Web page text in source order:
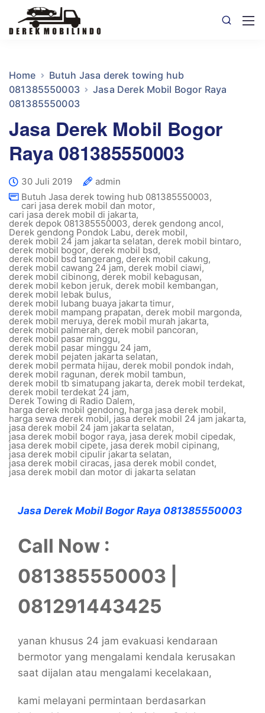
Home
Butuh Jasa derek towing hub
081385550003
Jasa Derek Mobil Bogor Raya
081385550003
Jasa Derek Mobil Bogor
Raya 081385550003
30 Juli 2019
admin
Butuh Jasa derek towing hub 081385550003,
cari jasa derek mobil dan motor,
cari jasa derek mobil di jakarta,
derek depok 081385550003, derek gendong ancol,
Derek gendong Pondok Labu, derek mobil,
derek mobil 24 jam jakarta selatan, derek mobil bintaro,
derek mobil bogor, derek mobil bsd,
derek mobil bsd tangerang, derek mobil cakung,
derek mobil cawang 24 jam, derek mobil ciawi,
derek mobil cibinong, derek mobil kebagusan,
derek mobil kebon jeruk, derek mobil kembangan,
derek mobil lebak bulus,
derek mobil lubang buaya jakarta timur,
derek mobil mampang prapatan, derek mobil margonda,
derek mobil meruya, derek mobil murah jakarta,
derek mobil palmerah, derek mobil pancoran,
derek mobil pasar minggu,
derek mobil pasar minggu 24 jam,
derek mobil pejaten jakarta selatan,
derek mobil permata hijau, derek mobil pondok indah,
derek mobil ragunan, derek mobil tambun,
derek mobil tb simatupang jakarta, derek mobil terdekat,
derek mobil terdekat 24 jam,
Derek Towing di Radio Dalem,
harga derek mobil gendong, harga jasa derek mobil,
harga sewa derek mobil, jasa derek mobil 24 jam jakarta,
jasa derek mobil 24 jam jakarta selatan,
jasa derek mobil bogor raya, jasa derek mobil cipedak,
jasa derek mobil cipete, jasa derek mobil cipinang,
jasa derek mobil cipulir jakarta selatan,
jasa derek mobil ciracas, jasa derek mobil condet,
jasa derek mobil dan motor di jakarta selatan
Jasa Derek Mobil Bogor Raya 081385550003
Call Now :
081385550003 |
081291443425
yanan khusus 24 jam evakuasi kendaraan
bermotor yang mengalami kendala kerusakan
saat dijalan atau mengalami kecelakaan,
kami melayani permintaan berdasarkan